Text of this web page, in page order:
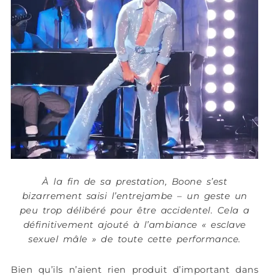
À la fin de sa prestation, Boone s’est
bizarrement saisi l’entrejambe – un geste un
peu trop délibéré pour être accidentel. Cela a
définitivement ajouté à l’ambiance « esclave
sexuel mâle » de toute cette performance.
Bien qu’ils n’aient rien produit d’important dans